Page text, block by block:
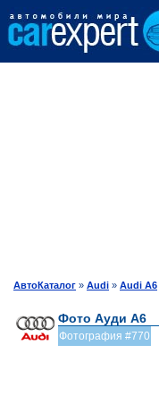
АвтоКаталог » Audi » Audi A6
Фото Ауди А6
Фотография #770